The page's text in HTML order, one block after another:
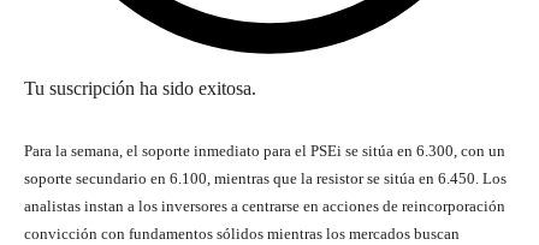
Tu suscripción ha sido exitosa.
Para la semana, el soporte inmediato para el PSEi se sitúa en 6.300, con un
soporte secundario en 6.100, mientras que la resistor se sitúa en 6.450. Los
analistas instan a los inversores a centrarse en acciones de reincorporación
convicción con fundamentos sólidos mientras los mercados buscan